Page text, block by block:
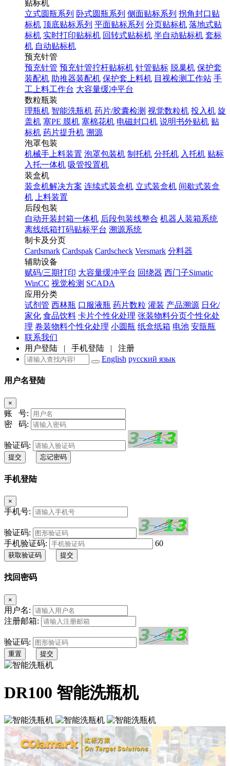
贴标机
立式圆瓶系列 卧式圆瓶系列 侧面贴标系列 拐角封口贴
标机 顶底贴标系列 平面贴标系列 分页贴标机 落地式贴
标机 实时打印贴标机 回转式贴标机 半自动贴标机 套标
机 自动贴标机
预充针管
预充针管 预充针管拧杆贴标机 针管贴标 脱巢机 保护套
装配机 助推器装配机 保护套上料机 目视检测工作站 手
工上料工作台 大容量缓冲平台
数粒瓶装
理瓶机 智能洗瓶机 药片/胶囊检测 视觉数粒机 投入机 旋
盖机 塞PE 膜机 塞棉花机 电磁封口机 说明书外贴机 贴
标机 药片提升机 溯源
泡罩包装
机械手上料装置 泡罩包装机 制托机 分托机 入托机 贴标
入托一体机 吸管投置机
装盒机
装盒机解决方案 连续式装盒机 立式装盒机 间歇式装盒
机
上料装置
后段包装
自动开装封箱一体机 后段包装线整合 机器人装箱系统
离线纸箱打码贴标平台 溯源系统
制卡及分页
Cardsmark Cardspak Cardscheck Versmark 分料器
辅助设备
赋码/三期打印 大容量缓冲平台 回绕器 西门子Simatic
WinCC 视觉检测 SCADA
应用分类
试剂管 西林瓶 口服液瓶 药片数粒 灌装 产品溯源 日化/
家化 食品饮料 卡片个性化处理 张装物料分页个性化处
理 卷装物料个性化处理 小圆瓶 纸盒纸箱 电池 安瓿瓶
联系我们
用户登陆 | 手机登陆 | 注册
English русский язык
用户名登陆
×
账 号:
密 码:
验证码:
提交 忘记密码
手机登陆
×
手机号:
验证码:
手机验证码:
60
获取验证码 提交
找回密码
×
用户名:
注册邮箱:
验证码:
重置 提交
DR100 智能洗瓶机